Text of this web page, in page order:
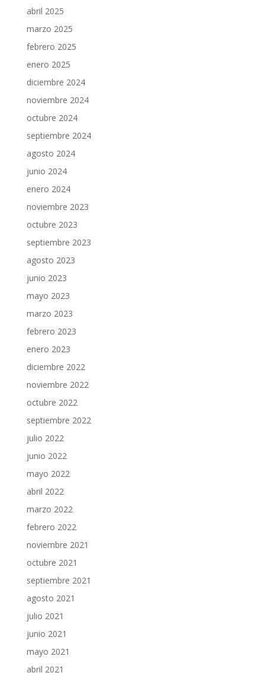
abril 2025
marzo 2025
febrero 2025
enero 2025
diciembre 2024
noviembre 2024
octubre 2024
septiembre 2024
agosto 2024
junio 2024
enero 2024
noviembre 2023
octubre 2023
septiembre 2023
agosto 2023
junio 2023
mayo 2023
marzo 2023
febrero 2023
enero 2023
diciembre 2022
noviembre 2022
octubre 2022
septiembre 2022
julio 2022
junio 2022
mayo 2022
abril 2022
marzo 2022
febrero 2022
noviembre 2021
octubre 2021
septiembre 2021
agosto 2021
julio 2021
junio 2021
mayo 2021
abril 2021